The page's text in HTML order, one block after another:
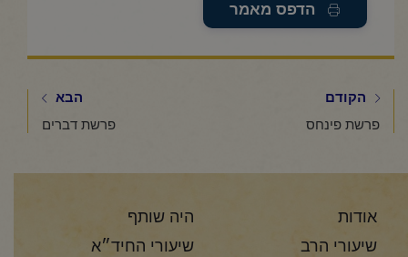
הדפס מאמר
הקודם
פרשת פינחס
הבא
פרשת דברים
אודות
היה שותף
שיעורי הרב
שיעורי החיד״א